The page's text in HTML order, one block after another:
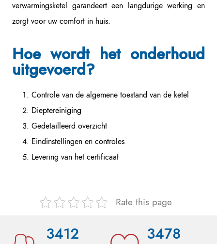
verwarmingsketel garandeert een langdurige werking en
zorgt voor uw comfort in huis.
Hoe wordt het onderhoud
uitgevoerd?
Controle van de algemene toestand van de ketel
Dieptereiniging
Gedetailleerd overzicht
Eindinstellingen en controles
Levering van het certificaat
Rate this page
3412 3478